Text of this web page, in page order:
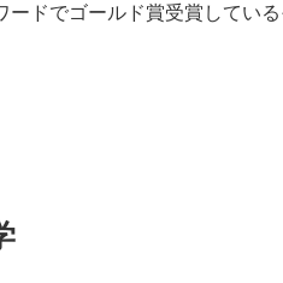
ードでゴールド賞受賞している